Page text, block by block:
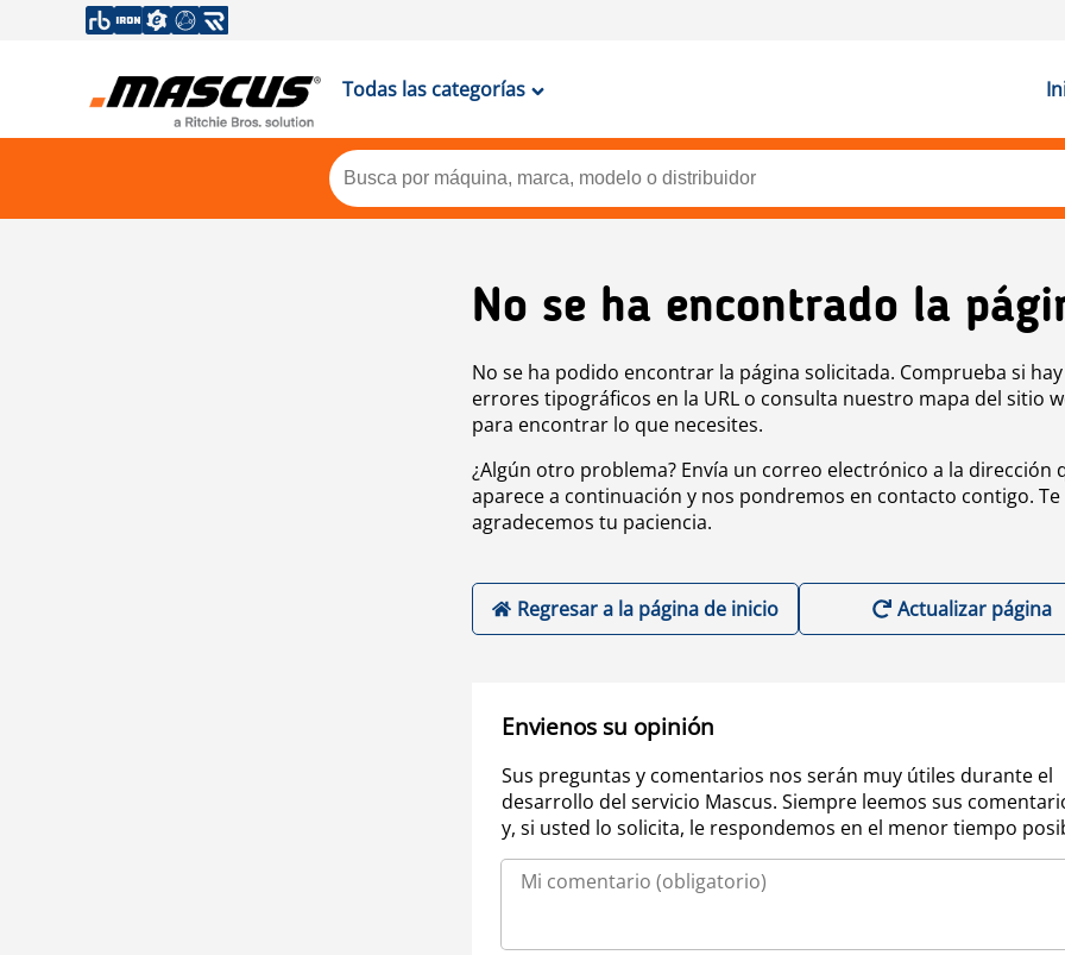
Todas las categorías
No se ha encontrado la
No se ha podido encontrar la página solicitada. Comprueba si hay
errores tipográficos en la URL o consulta nuestro mapa del sitio
para encontrar lo que necesites.
¿Algún otro problema? Envía un correo electrónico a la dirección
aparece a continuación y nos pondremos en contacto contigo. Te
agradecemos tu paciencia.
Regresar a la página de inicio Actualizar página
Envienos su opinión
Sus preguntas y comentarios nos serán muy útiles durante el
desarrollo del servicio Mascus. Siempre leemos sus
y, si usted lo solicita, le respondemos en el menor tiempo